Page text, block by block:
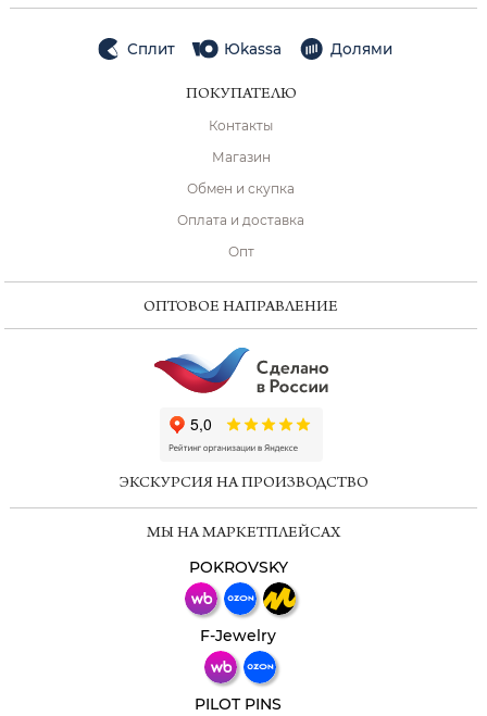
Сплит Юkassa Долями
ПОКУПАТЕЛЮ
Контакты
Магазин
Обмен и скупка
Оплата и доставка
Опт
ОПТОВОЕ НАПРАВЛЕНИЕ
ЭКСКУРСИЯ НА ПРОИЗВОДСТВО
МЫ НА МАРКЕТПЛЕЙСАХ
POKROVSKY
F-Jewelry
PILOT PINS